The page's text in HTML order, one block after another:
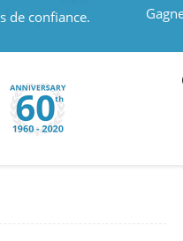
de confiance.